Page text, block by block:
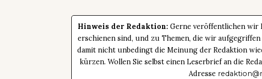
Hinweis der Redaktion: Gerne veröffentlichen wir
erschienen sind, und zu Themen, die wir
damit nicht unbedingt die Meinung der Redaktion
kürzen. Wollen Sie selbst einen Leserbrief an die
Adresse